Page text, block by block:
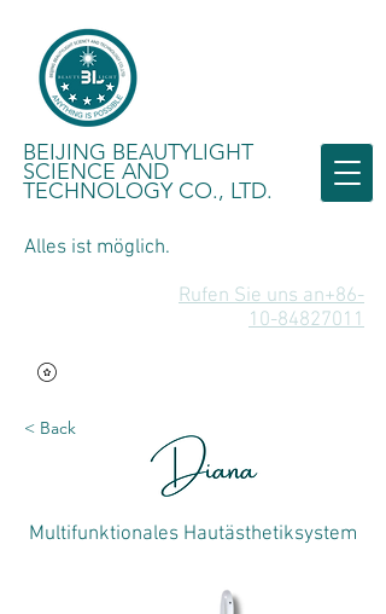
BEIJING BEAUTYLIGHT
SCIENCE AND
TECHNOLOGY CO., LTD.
Alles ist möglich.
Rufen Sie uns an+86-
10-84827011
< Back
Multifunktionales Hautästhetiksystem